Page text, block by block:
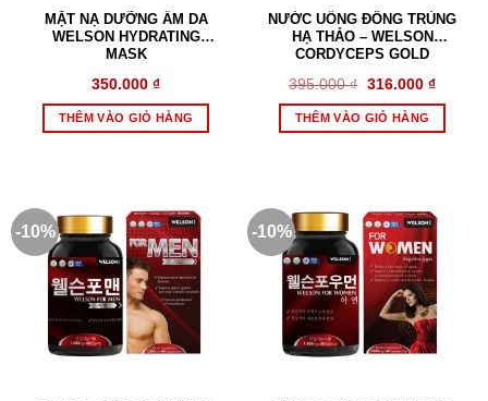
MẶT NẠ DƯỠNG ẨM DA
WELSON HYDRATING
MASK
350.000 ₫
THÊM VÀO GIỎ HÀNG
NƯỚC UỐNG ĐÔNG TRÙNG
HẠ THẢO – WELSON
CORDYCEPS GOLD
395.000₫ Giá
là:
395.000 ₫.
316.000 ₫Giá
THÊM VÀO GIỎ HÀNG
-10% -10%